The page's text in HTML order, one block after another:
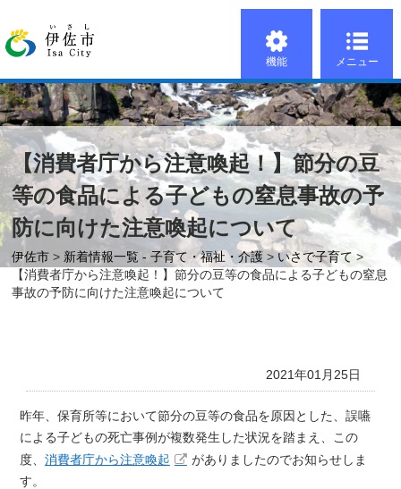
機能 メニュー
【消費者庁から注意喚起！】節分の豆
等の食品による子どもの窒息事故の予
防に向けた注意喚起について
伊佐市 > 新着情報一覧 - 子育て・福祉・介護 > いさで子育て >
【消費者庁から注意喚起！】節分の豆等の食品による子どもの窒息
事故の予防に向けた注意喚起について
2021年01月25日
昨年、保育所等において節分の豆等の食品を原因とした、誤嚥
による子どもの死亡事例が複数発生した状況を踏まえ、この
度、 消費者庁から注意喚起
がありましたのでお知らせしま
す。